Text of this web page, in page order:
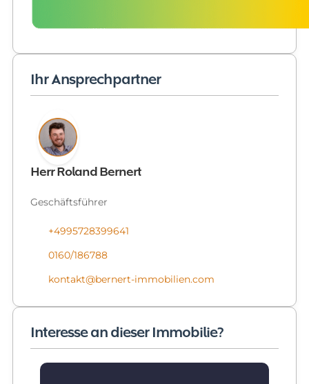
Ihr Ansprechpartner
Herr Roland Bernert
Geschäftsführer
+4995728399641
0160/186788
kontakt@bernert-immobilien.com
Interesse an dieser Immobilie?